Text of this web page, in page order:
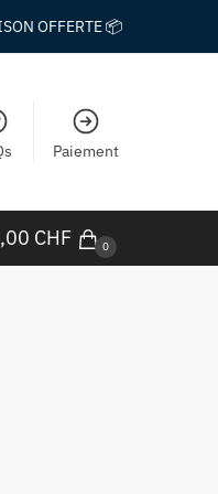
OFFERTE 📦
Paiement
CHF 0